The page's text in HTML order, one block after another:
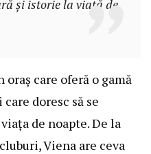
și istorie la viață de
care oferă o gamă
doresc să se
de noapte. De la
Viena are ceva